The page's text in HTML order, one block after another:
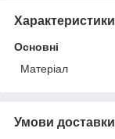
Характеристики
Основні
Матеріал
Умови доставки